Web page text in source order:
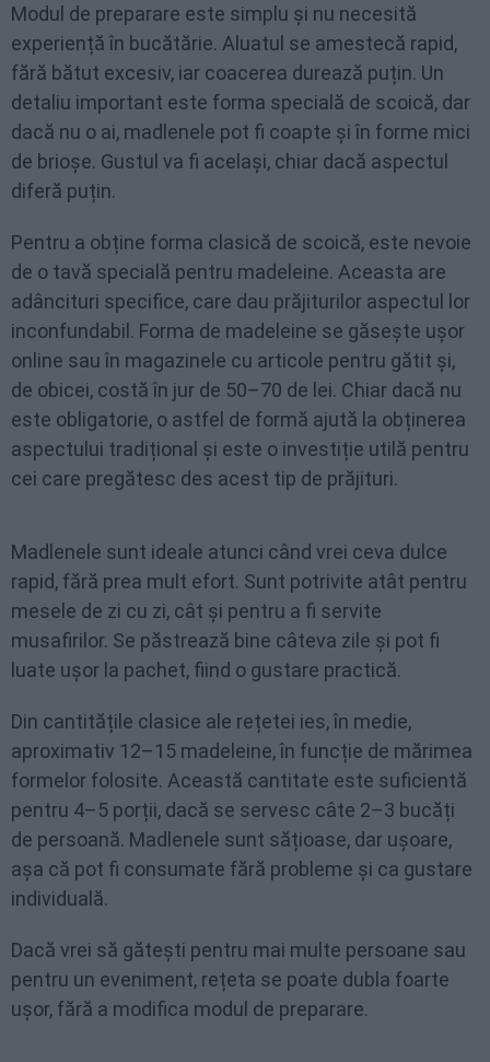
Modul de preparare este simplu și nu necesită
experiență în bucătărie. Aluatul se amestecă rapid,
fără bătut excesiv, iar coacerea durează puțin. Un
detaliu important este forma specială de scoică, dar
dacă nu o ai, madlenele pot fi coapte și în forme mici
de brioșe. Gustul va fi același, chiar dacă aspectul
diferă puțin.
Pentru a obține forma clasică de scoică, este nevoie
de o tavă specială pentru madeleine. Aceasta are
adâncituri specifice, care dau prăjiturilor aspectul lor
inconfundabil. Forma de madeleine se găsește ușor
online sau în magazinele cu articole pentru gătit și,
de obicei, costă în jur de 50–70 de lei. Chiar dacă nu
este obligatorie, o astfel de formă ajută la obținerea
aspectului tradițional și este o investiție utilă pentru
cei care pregătesc des acest tip de prăjituri.
Madlenele sunt ideale atunci când vrei ceva dulce
rapid, fără prea mult efort. Sunt potrivite atât pentru
mesele de zi cu zi, cât și pentru a fi servite
musafirilor. Se păstrează bine câteva zile și pot fi
luate ușor la pachet, fiind o gustare practică.
Din cantitățile clasice ale rețetei ies, în medie,
aproximativ 12–15 madeleine, în funcție de mărimea
formelor folosite. Această cantitate este suficientă
pentru 4–5 porții, dacă se servesc câte 2–3 bucăți
de persoană. Madlenele sunt sățioase, dar ușoare,
așa că pot fi consumate fără probleme și ca gustare
individuală.
Dacă vrei să gătești pentru mai multe persoane sau
pentru un eveniment, rețeta se poate dubla foarte
ușor, fără a modifica modul de preparare.